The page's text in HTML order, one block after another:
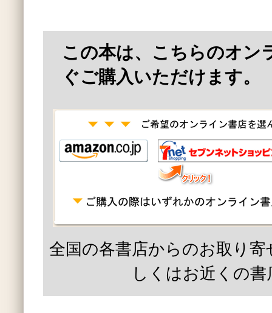
この本は、こちらのオン
ぐご購入いただけます。
全国の各書店からのお取り
しくはお近くの書